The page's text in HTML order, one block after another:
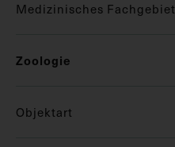
Medizinisches Fachgebiet
Zoologie
Objektart